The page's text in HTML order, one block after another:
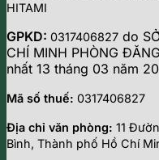
HITAMI
GPKD: 0317406827 do
CHÍ MINH PHÒNG
nhất 13 tháng 03 năm
Mã số thuế: 0317406827
Địa chỉ văn phòng: 11
Bình, Thành phố Hồ Chí